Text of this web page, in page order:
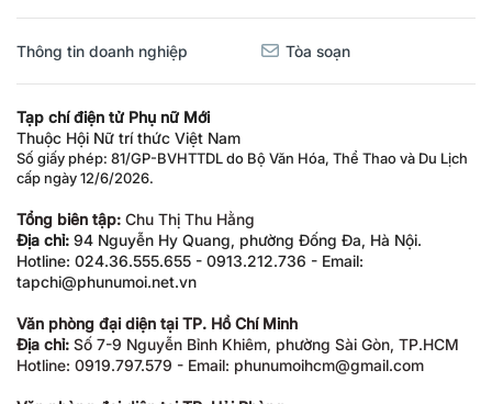
Thông tin doanh nghiệp Tòa soạn
Tạp chí điện tử Phụ nữ Mới
Thuộc Hội Nữ trí thức Việt Nam
Số giấy phép: 81/GP-BVHTTDL do Bộ Văn Hóa, Thể Thao và Du Lịch
cấp ngày 12/6/2026.
Tổng biên tập: Chu Thị Thu Hằng
Địa chỉ: 94 Nguyễn Hy Quang, phường Đống Đa, Hà Nội.
Hotline: 024.36.555.655 - 0913.212.736 - Email:
tapchi@phunumoi.net.vn
Văn phòng đại diện tại TP. Hồ Chí Minh
Địa chỉ: Số 7-9 Nguyễn Bỉnh Khiêm, phường Sài Gòn, TP.HCM
Hotline: 0919.797.579 - Email: phunumoihcm@gmail.com